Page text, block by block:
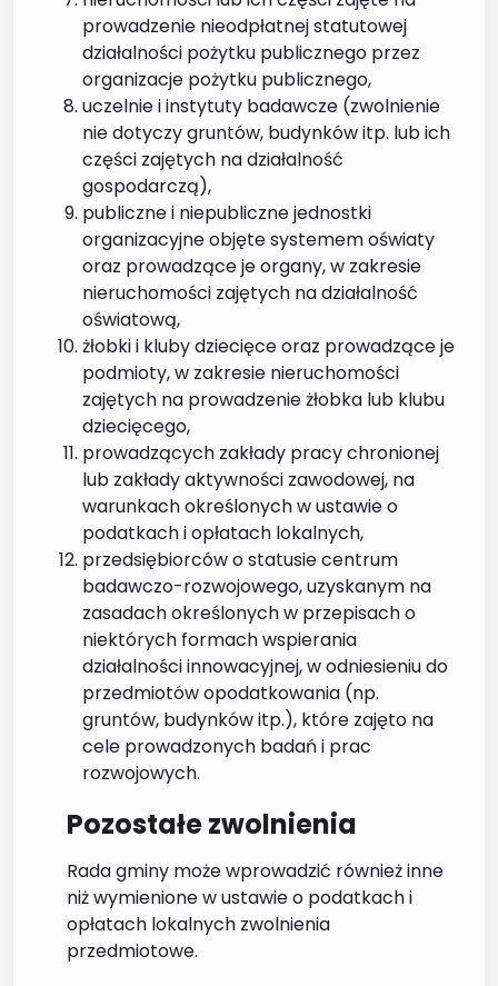
prowadzenie nieodpłatnej statutowej
działalności pożytku publicznego przez
organizacje pożytku publicznego,
uczelnie i instytuty badawcze (zwolnienie
nie dotyczy gruntów, budynków itp. lub ich
części zajętych na działalność
gospodarczą),
publiczne i niepubliczne jednostki
organizacyjne objęte systemem oświaty
oraz prowadzące je organy, w zakresie
nieruchomości zajętych na działalność
oświatową,
żłobki i kluby dziecięce oraz prowadzące je
podmioty, w zakresie nieruchomości
zajętych na prowadzenie żłobka lub klubu
dziecięcego,
prowadzących zakłady pracy chronionej
lub zakłady aktywności zawodowej, na
warunkach określonych w ustawie o
podatkach i opłatach lokalnych,
przedsiębiorców o statusie centrum
badawczo-rozwojowego, uzyskanym na
zasadach określonych w przepisach o
niektórych formach wspierania
działalności innowacyjnej, w odniesieniu do
przedmiotów opodatkowania (np.
gruntów, budynków itp.), które zajęto na
cele prowadzonych badań i prac
rozwojowych.
Pozostałe zwolnienia
Rada gminy może wprowadzić również inne
niż wymienione w ustawie o podatkach i
opłatach lokalnych zwolnienia
przedmiotowe.